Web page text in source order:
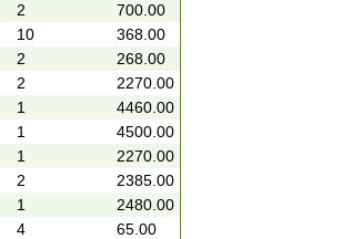
2
700.00
10
368.00
2
268.00
2
2270.00
1
4460.00
1
4500.00
1
2270.00
2
2385.00
1
2480.00
4
65.00